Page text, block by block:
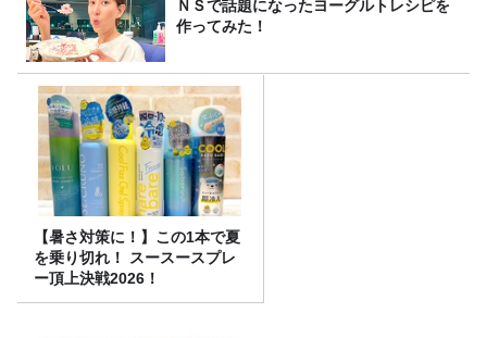
ＮＳで話題になったヨーグルトレシピを
作ってみた！
【暑さ対策に！】この1本で夏
を乗り切れ！ スースースプレ
ー頂上決戦2026！